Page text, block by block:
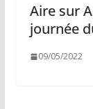
Aire sur
journée
09/05/2022